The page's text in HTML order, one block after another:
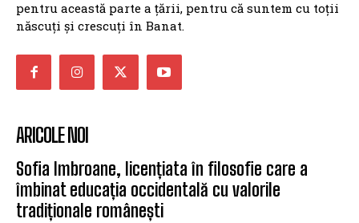
pentru această parte a țării, pentru că suntem cu toții
născuți și crescuți în Banat.
ARICOLE NOI
Sofia Imbroane, licențiata în filosofie care a
îmbinat educația occidentală cu valorile
tradiționale românești